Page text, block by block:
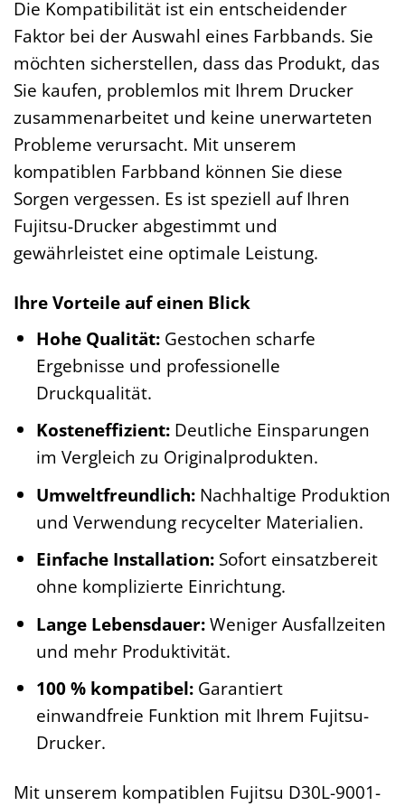
Die Kompatibilität ist ein entscheidender
Faktor bei der Auswahl eines Farbbands. Sie
möchten sicherstellen, dass das Produkt, das
Sie kaufen, problemlos mit Ihrem Drucker
zusammenarbeitet und keine unerwarteten
Probleme verursacht. Mit unserem
kompatiblen Farbband können Sie diese
Sorgen vergessen. Es ist speziell auf Ihren
Fujitsu-Drucker abgestimmt und
gewährleistet eine optimale Leistung.
Ihre Vorteile auf einen Blick
Hohe Qualität:Gestochen scharfe
Ergebnisse und professionelle
Druckqualität.
Kosteneffizient:Deutliche Einsparungen
im Vergleich zu Originalprodukten.
Umweltfreundlich:Nachhaltige Produktion
und Verwendung recycelter Materialien.
Einfache Installation:Sofort einsatzbereit
ohne komplizierte Einrichtung.
Lange Lebensdauer:Weniger Ausfallzeiten
und mehr Produktivität.
100 % kompatibel:Garantiert
einwandfreie Funktion mit Ihrem Fujitsu-
Drucker.
Mit unserem kompatiblen Fujitsu D30L-9001-